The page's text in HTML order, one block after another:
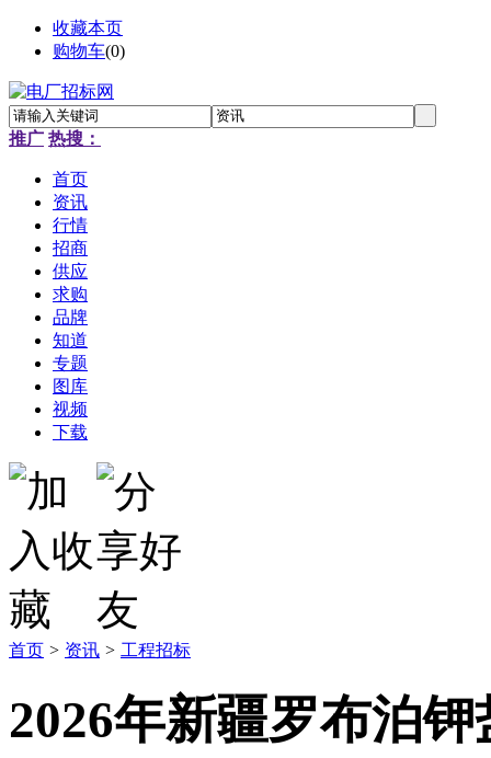
收藏本页
购物车(0)
推广 热搜：
首页
资讯
行情
招商
供应
求购
品牌
知道
专题
图库
视频
下载
首页 > 资讯 > 工程招标
2026年新疆罗布泊